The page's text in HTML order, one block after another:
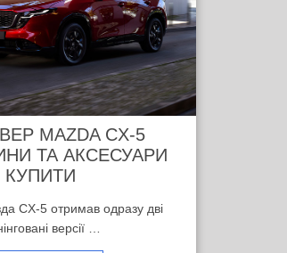
MAZDA CX-5
ТА АКСЕСУАРИ
КУПИТИ
CX-5 отримав одразу дві
версії …